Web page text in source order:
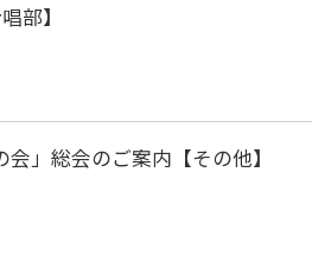
部】
」総会のご案内【その他】